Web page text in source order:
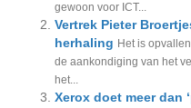
gewoon voor ICT...
Vertrek Pieter
herhaling Het is
de aankondiging van het
het...
Xerox doet meer dan